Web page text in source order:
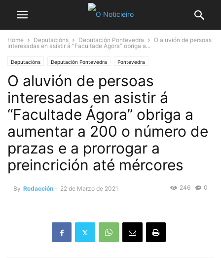
Home Deputacións Deputación Pontevedra
O aluvión de persoas
interesadas en asistir á “Facultade Ágora” obriga a...
Deputacións Deputación Pontevedra Pontevedra
O aluvión de persoas
interesadas en asistir á
“Facultade Ágora” obriga a
aumentar a 200 o número de
prazas e a prorrogar a
preincrición até mércores
By Redacción - 22 de Marzo de 2021 0
246